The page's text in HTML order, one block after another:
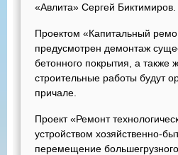
«Авлита» Сергей Биктимиров.
Проектом «Капитальный
предусмотрен демонтаж
бетонного покрытия, а
строительные работы будут
причале.
Проект «Ремонт
устройством хозяйственно-
перемещение большегрузного